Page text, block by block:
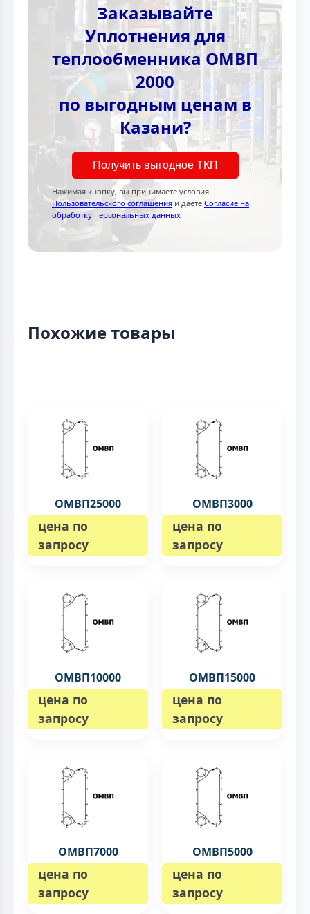
Заказывайте
Уплотнения для
теплообменника ОМВП
2000
по выгодным ценам в
Казани?
Получить выгодное ТКП
Нажимая кнопку, вы принимаете условия
Пользовательского соглашения и даете Согласие на
обработку персональных данных
Похожие товары
ОМВП25000
цена по
запросу
ОМВП3000
цена по
запросу
ОМВП10000
цена по
запросу
ОМВП15000
цена по
запросу
ОМВП7000
цена по
запросу
ОМВП5000
цена по
запросу